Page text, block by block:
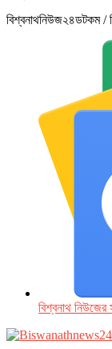
বিশ্বনাথনিউজ২৪ডটকম /
বিশ্বনাথ